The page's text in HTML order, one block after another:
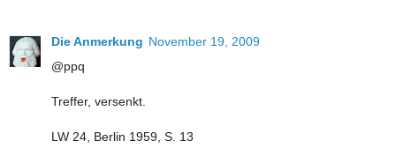
Die Anmerkung November 19, 2009
@ppq
Treffer, versenkt.
LW 24, Berlin 1959, S. 13